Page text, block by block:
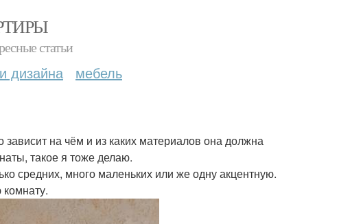
статьи
дизайна мебель
зависит на чём и из каких материалов она должна
такое я тоже делаю.
средних, много маленьких или же одну акцентную.